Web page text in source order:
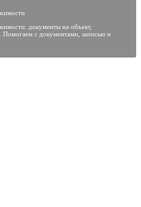
документы на объект,
Помогаем с документами, записью и